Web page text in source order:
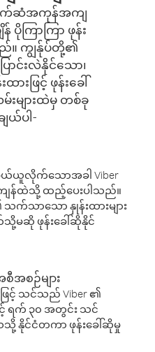
ပိုက်ဆံအကုန်အကျ
ပိုကြာကြာ ဖုန်း
ည်။ ကျွန်ုပ်တို့၏
ာင်းလဲနိုင်သော၊
းဖြင့် ဖုန်းခေါ်
များထဲမှ တစ်ခု
ယ်ပါ-
ယူလိုက်သောအခါ Viber
န်ထဲသို့ ထည့်ပေးပါသည်။
က်သာသော နှုန်းထားများ
သို့မဆို ဖုန်းခေါ်ဆိုနိုင်
အစဉ်များ
ြင့် သင်သည် Viber ၏
င့် ရက် ၃၀ အတွင်း သင်
နိုင်ငံတကာ ဖုန်းခေါ်ဆိုမှု